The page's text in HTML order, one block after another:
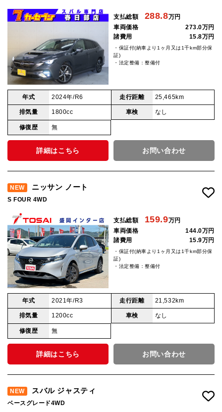
支払総額 288.8万円
車両価格
273.0万円
諸費用
15.8万円
・保証付(納車より1ヶ月又は1千km部分保
証)
・法定整備：整備付
年式 2024年/R6 走行距離 25,465km
排気量 1800cc 車検 なし
修復歴 無
詳細はこちら お問い合わせ
NEW ニッサン ノート
S FOUR 4WD
支払総額 159.9万円
車両価格
144.0万円
諸費用
15.9万円
・保証付(納車より1ヶ月又は1千km部分保
証)
・法定整備：整備付
年式 2021年/R3 走行距離 21,532km
排気量 1200cc 車検 なし
修復歴 無
詳細はこちら お問い合わせ
NEW スバル ジャスティ
ベースグレード4WD